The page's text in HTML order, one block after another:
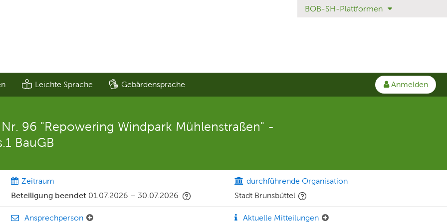
BOB-SH-Plattformen
Leichte Sprache Gebärdensprache
Anmelden
96 "Repowering Windpark Mühlenstraßen" -
BauGB
Zeitraum
Beteiligung beendet 01.07.2026 – 30.07.2026
durchführende Organisation
Stadt Brunsbüttel
Ansprechperson Aktuelle Mitteilungen